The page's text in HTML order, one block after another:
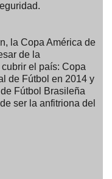
la Copa América de
de la
el país: Copa
de Fútbol en 2014 y
Fútbol Brasileña
ser la anfitriona del